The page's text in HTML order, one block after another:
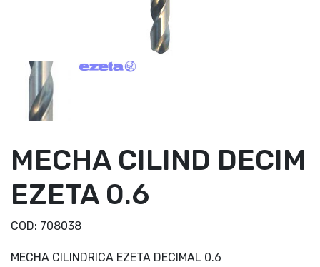
MECHA CILIND DECIM
EZETA 0.6
COD: 708038
MECHA CILINDRICA EZETA DECIMAL 0.6